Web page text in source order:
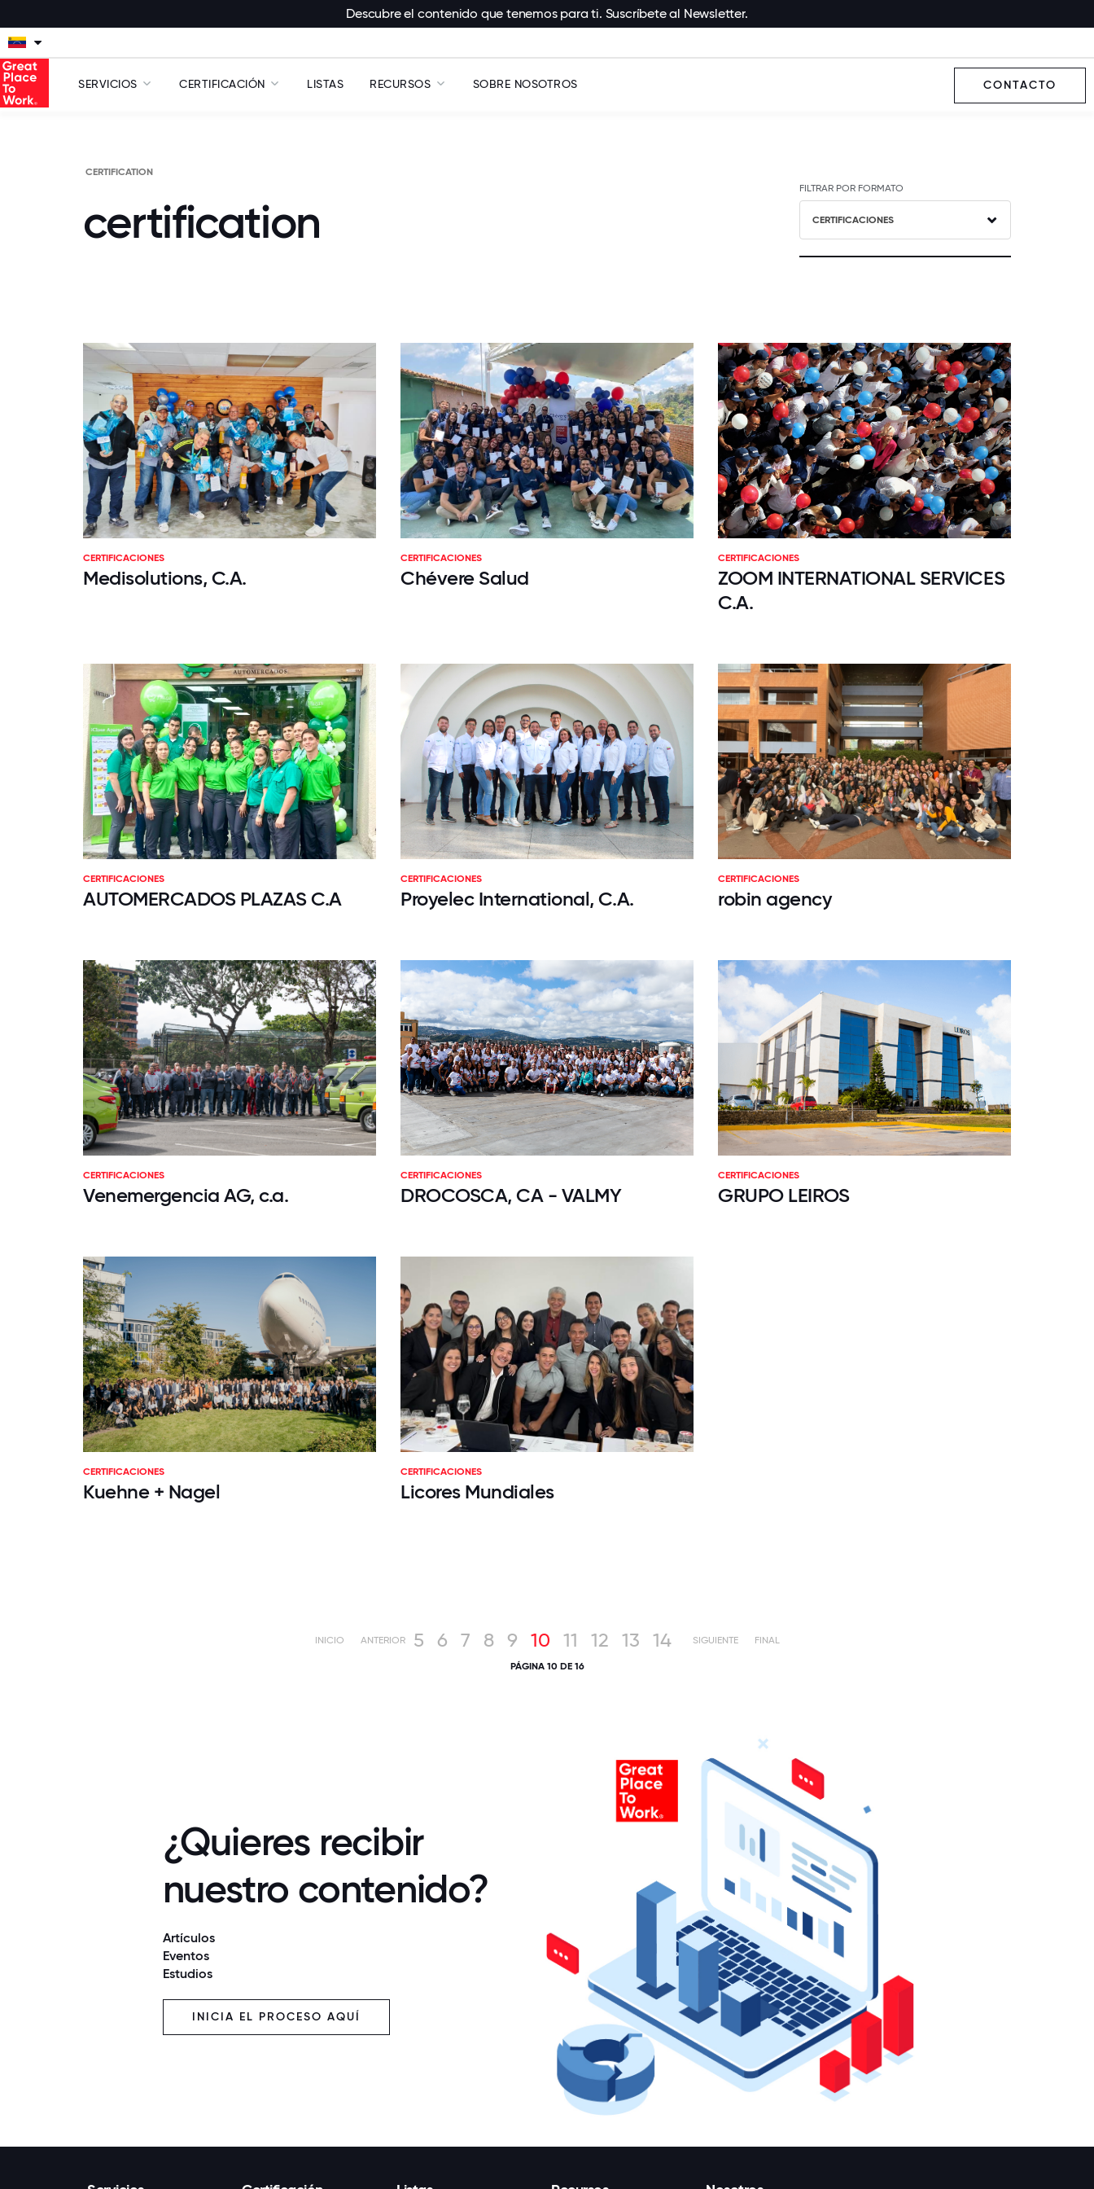
Descubre el contenido que tenemos para ti. Suscríbete al Newsletter.
SERVICIOS CERTIFICACIÓN LISTAS RECURSOS SOBRE NOSOTROS CONTACTO
CERTIFICATION
certification
FILTRAR POR FORMATO
CERTIFICACIONES
CERTIFICACIONES
Medisolutions, C.A.
CERTIFICACIONES
Chévere Salud
CERTIFICACIONES
ZOOM INTERNATIONAL SERVICES
C.A.
CERTIFICACIONES
AUTOMERCADOS PLAZAS C.A
CERTIFICACIONES
Proyelec International, C.A.
CERTIFICACIONES
robin agency
CERTIFICACIONES
Venemergencia AG, c.a.
CERTIFICACIONES
DROCOSCA, CA - VALMY
CERTIFICACIONES
GRUPO LEIROS
CERTIFICACIONES
Kuehne + Nagel
CERTIFICACIONES
Licores Mundiales
INICIO ANTERIOR 5 6 7 8 9 10 11 12 13 14 SIGUIENTE FINAL
PÁGINA 10 DE 16
¿Quieres recibir
nuestro contenido?
Artículos
Eventos
Estudios
INICIA EL PROCESO AQUÍ